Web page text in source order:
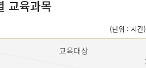
교육과목
(단위 : 시간)
교육대상